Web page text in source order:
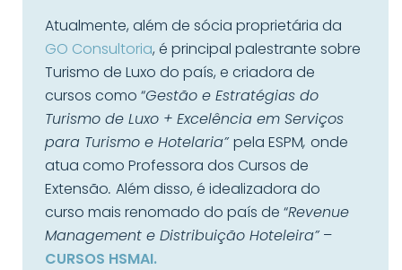
Atualmente, além de sócia proprietária da
GO Consultoria, é principal palestrante sobre
Turismo de Luxo do país, e criadora de
cursos como “Gestão e Estratégias do
Turismo de Luxo + Excelência em Serviços
para Turismo e Hotelaria”pela ESPM, onde
atua como Professora dos Cursos de
Extensão. Além disso, é idealizadora do
curso mais renomado do país de “Revenue
Management e Distribuição Hoteleira”–
CURSOS HSMAI.